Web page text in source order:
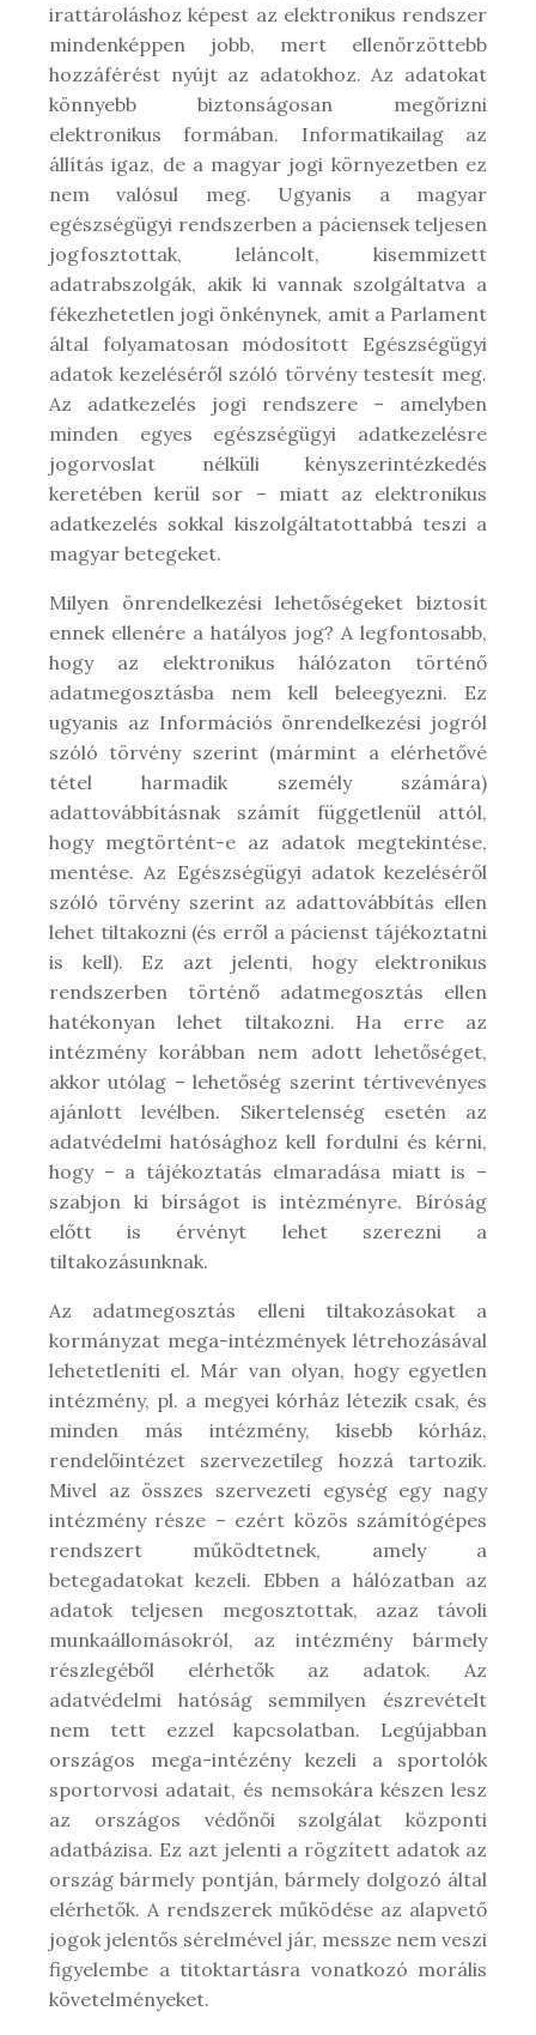
irattároláshoz képest az elektronikus rendszer
mindenképpen jobb, mert ellenőrzöttebb
hozzáférést nyújt az adatokhoz. Az adatokat
könnyebb biztonságosan megőrizni
elektronikus formában. Informatikailag az
állítás igaz, de a magyar jogi környezetben ez
nem valósul meg. Ugyanis a magyar
egészségügyi rendszerben a páciensek teljesen
jogfosztottak, leláncolt, kisemmizett
adatrabszolgák, akik ki vannak szolgáltatva a
fékezhetetlen jogi önkénynek, amit a Parlament
által folyamatosan módosított Egészségügyi
adatok kezeléséről szóló törvény testesít meg.
Az adatkezelés jogi rendszere – amelyben
minden egyes egészségügyi adatkezelésre
jogorvoslat nélküli kényszerintézkedés
keretében kerül sor – miatt az elektronikus
adatkezelés sokkal kiszolgáltatottabbá teszi a
magyar betegeket.
Milyen önrendelkezési lehetőségeket biztosít
ennek ellenére a hatályos jog? A legfontosabb,
hogy az elektronikus hálózaton történő
adatmegosztásba nem kell beleegyezni. Ez
ugyanis az Információs önrendelkezési jogról
szóló törvény szerint (mármint a elérhetővé
tétel harmadik személy számára)
adattovábbításnak számít függetlenül attól,
hogy megtörtént-e az adatok megtekintése,
mentése. Az Egészségügyi adatok kezeléséről
szóló törvény szerint az adattovábbítás ellen
lehet tiltakozni (és erről a pácienst tájékoztatni
is kell). Ez azt jelenti, hogy elektronikus
rendszerben történő adatmegosztás ellen
hatékonyan lehet tiltakozni. Ha erre az
intézmény korábban nem adott lehetőséget,
akkor utólag – lehetőség szerint tértivevényes
ajánlott levélben. Sikertelenség esetén az
adatvédelmi hatósághoz kell fordulni és kérni,
hogy – a tájékoztatás elmaradása miatt is –
szabjon ki bírságot is intézményre. Bíróság
előtt is érvényt lehet szerezni a
tiltakozásunknak.
Az adatmegosztás elleni tiltakozásokat a
kormányzat mega-intézmények létrehozásával
lehetetleníti el. Már van olyan, hogy egyetlen
intézmény, pl. a megyei kórház létezik csak, és
minden más intézmény, kisebb kórház,
rendelőintézet szervezetileg hozzá tartozik.
Mivel az összes szervezeti egység egy nagy
intézmény része – ezért közös számítógépes
rendszert működtetnek, amely a
betegadatokat kezeli. Ebben a hálózatban az
adatok teljesen megosztottak, azaz távoli
munkaállomásokról, az intézmény bármely
részlegéből elérhetők az adatok. Az
adatvédelmi hatóság semmilyen észrevételt
nem tett ezzel kapcsolatban. Legújabban
országos mega-intézény kezeli a sportolók
sportorvosi adatait, és nemsokára készen lesz
az országos védőnői szolgálat központi
adatbázisa. Ez azt jelenti a rögzített adatok az
ország bármely pontján, bármely dolgozó által
elérhetők. A rendszerek működése az alapvető
jogok jelentős sérelmével jár, messze nem veszi
figyelembe a titoktartásra vonatkozó morális
követelményeket.